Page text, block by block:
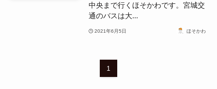
中央まで行くほそかわです。宮城交
通のバスは大...
2021年6月5日 ほそかわ
1